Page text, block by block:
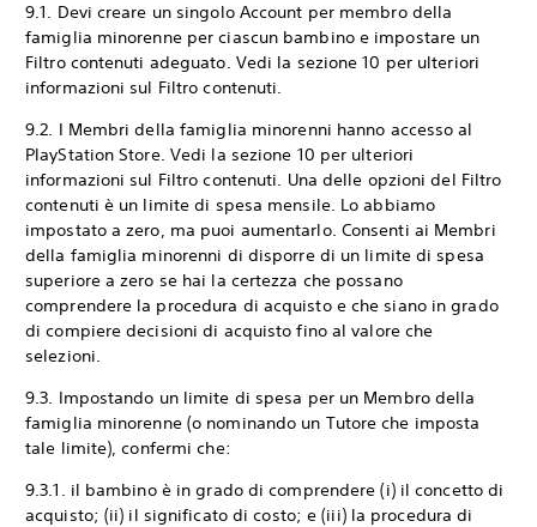
9.1. Devi creare un singolo Account per membro della
famiglia minorenne per ciascun bambino e impostare un
Filtro contenuti adeguato. Vedi la sezione 10 per ulteriori
informazioni sul Filtro contenuti.
9.2. I Membri della famiglia minorenni hanno accesso al
PlayStation Store. Vedi la sezione 10 per ulteriori
informazioni sul Filtro contenuti. Una delle opzioni del Filtro
contenuti è un limite di spesa mensile. Lo abbiamo
impostato a zero, ma puoi aumentarlo. Consenti ai Membri
della famiglia minorenni di disporre di un limite di spesa
superiore a zero se hai la certezza che possano
comprendere la procedura di acquisto e che siano in grado
di compiere decisioni di acquisto fino al valore che
selezioni.
9.3. Impostando un limite di spesa per un Membro della
famiglia minorenne (o nominando un Tutore che imposta
tale limite), confermi che:
9.3.1. il bambino è in grado di comprendere (i) il concetto di
acquisto; (ii) il significato di costo; e (iii) la procedura di